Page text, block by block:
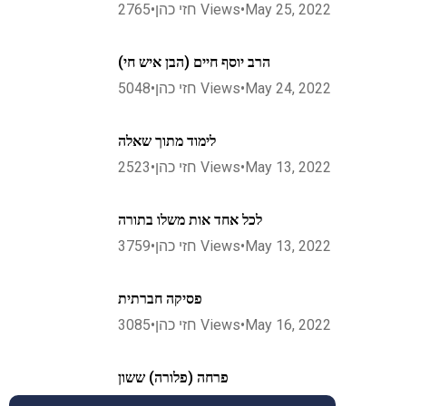
חזי כהן•
2765 Views•May 25, 2022
הרב יוסף חיים (הבן איש חי)
חזי כהן•
5048 Views•May 24, 2022
לימוד מתוך שאלה
חזי כהן•
2523 Views•May 13, 2022
לכל אחד אות משלו בתורה
חזי כהן•
3759 Views•May 13, 2022
פסיקה חברתית
חזי כהן•
3085 Views•May 16, 2022
פרחה (פלורה) ששון